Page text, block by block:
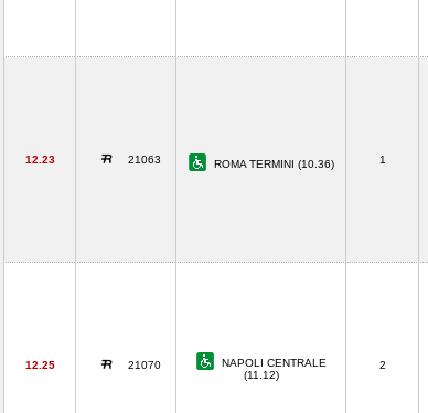
12.23 21063 ROMA TERMINI (10.36) 1
12.25 21070
NAPOLI CENTRALE
(11.12)
2